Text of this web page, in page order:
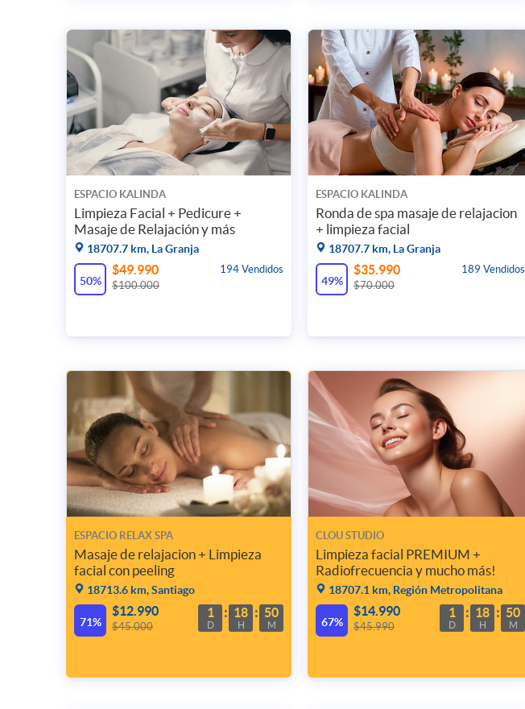
ESPACIO KALINDA
Limpieza Facial + Pedicure +
Masaje de Relajación y más
18707.7 km, La Granja
50%
194 Vendidos
$49.990
$100.000
ESPACIO KALINDA
Ronda de spa masaje de relajacion
+ limpieza facial
18707.7 km, La Granja
49%
189 Vendidos
$35.990
$70.000
ESPACIO RELAX SPA
Masaje de relajacion + Limpieza
facial con peeling
18713.6 km, Santiago
71%
1
D
18
H
50
M
$12.990
$45.000
CLOU STUDIO
Limpieza facial PREMIUM +
Radiofrecuencia y mucho más!
18707.1 km, Región Metropolitana
67%
1
D
18
H
50
M
$14.990
$45.990